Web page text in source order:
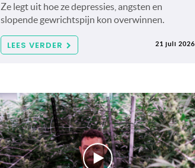
Ze legt uit hoe ze depressies, angsten en
slopende gewrichtspijn kon overwinnen.
LEES VERDER 21 juli 2026